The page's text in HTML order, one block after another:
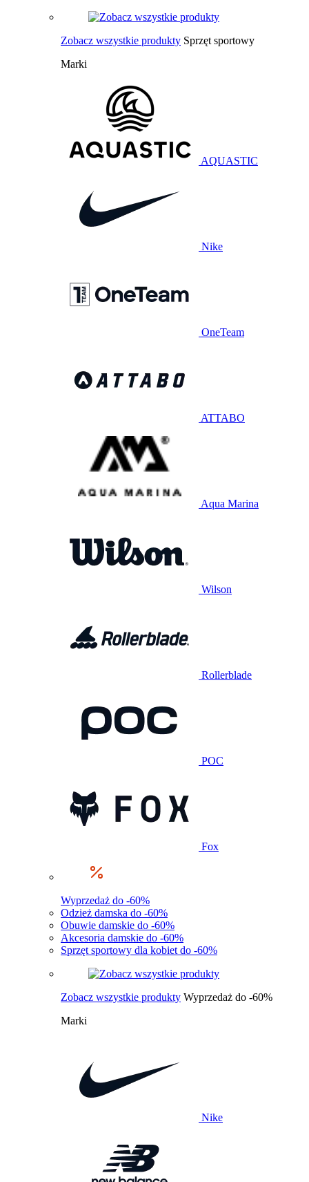
Zobacz wszystkie produkty Sprzęt sportowy
Marki
AQUASTIC
Nike
OneTeam
ATTABO
Aqua Marina
Wilson
Rollerblade
POC
Fox
Wyprzedaż do -60%
Odzież damska do -60%
Obuwie damskie do -60%
Akcesoria damskie do -60%
Sprzęt sportowy dla kobiet do -60%
Zobacz wszystkie produkty Wyprzedaż do -60%
Marki
Nike